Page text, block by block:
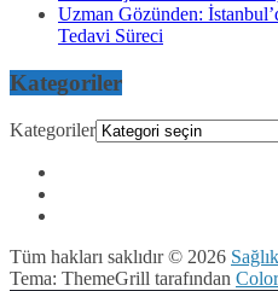
Uzman Gözünden:
Tedavi Süreci
Kategoriler
Kategoriler
Tüm hakları saklıdır © 2026
Tema: ThemeGrill tarafından